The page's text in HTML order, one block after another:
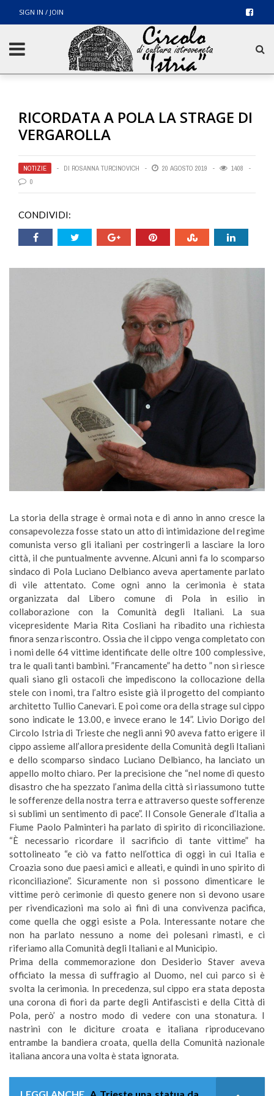
SIGN IN / JOIN
RICORDATA A POLA LA STRAGE DI
VERGAROLLA
NOTIZIE DI ROSANNA TURCINOVICH 20 AGOSTO 2019
1408
0
CONDIVIDI:
La storia della strage è ormai nota e di anno in anno cresce la
consapevolezza fosse stato un atto di intimidazione del regime
comunista verso gli italiani per costringerli a lasciare la loro
città, il che puntualmente avvenne. Alcuni anni fa lo scomparso
sindaco di Pola Luciano Delbianco aveva apertamente parlato
di vile attentato. Come ogni anno la cerimonia è stata
organizzata dal Libero comune di Pola in esilio in
collaborazione con la Comunità degli Italiani. La sua
vicepresidente Maria Rita Cosliani ha ribadito una richiesta
finora senza riscontro. Ossia che il cippo venga completato con
i nomi delle 64 vittime identificate delle oltre 100 complessive,
tra le quali tanti bambini. ”Francamente” ha detto ” non si riesce
quali siano gli ostacoli che impediscono la collocazione della
stele con i nomi, tra l’altro esiste già il progetto del compianto
architetto Tullio Canevari. E poi come ora della strage sul cippo
sono indicate le 13.00, e invece erano le 14”. Livio Dorigo del
Circolo Istria di Trieste che negli anni 90 aveva fatto erigere il
cippo assieme all’allora presidente della Comunità degli Italiani
e dello scomparso sindaco Luciano Delbianco, ha lanciato un
appello molto chiaro. Per la precisione che “nel nome di questo
disastro che ha spezzato l’anima della città si riassumono tutte
le sofferenze della nostra terra e attraverso queste sofferenze
si sublimi un sentimento di pace”. Il Console Generale d’Italia a
Fiume Paolo Palminteri ha parlato di spirito di riconciliazione.
“È necessario ricordare il sacrificio di tante vittime” ha
sottolineato “e ciò va fatto nell’ottica di oggi in cui Italia e
Croazia sono due paesi amici e alleati, e quindi in uno spirito di
riconciliazione”. Sicuramente non si possono dimenticare le
vittime però cerimonie di questo genere non si devono usare
per rivendicazioni ma solo ai fini di una convivenza pacifica,
come quella che oggi esiste a Pola. Interessante notare che
non ha parlato nessuno a nome dei polesani rimasti, e ci
riferiamo alla Comunità degli Italiani e al Municipio.
Prima della commemorazione don Desiderio Staver aveva
officiato la messa di suffragio al Duomo, nel cui parco si è
svolta la cerimonia. In precedenza, sul cippo era stata deposta
una corona di fiori da parte degli Antifascisti e della Città di
Pola, però’ a nostro modo di vedere con una stonatura. I
nastrini con le diciture croata e italiana riproducevano
entrambe la bandiera croata, quella della Comunità nazionale
italiana ancora una volta è stata ignorata.